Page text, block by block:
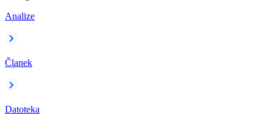
Analize
Članek
Datoteka